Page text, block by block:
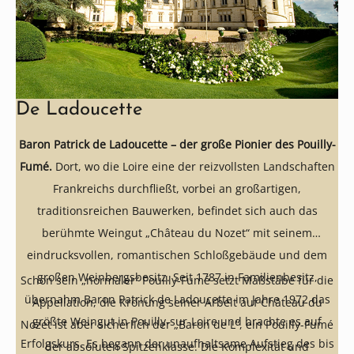
De Ladoucette
Baron Patrick de Ladoucette – der große Pionier des Pouilly-
Fumé. Dort, wo die Loire eine der reizvollsten Landschaften
Frankreichs durchfließt, vorbei an großartigen,
traditionsreichen Bauwerken, befindet sich auch das
berühmte Weingut „Château du Nozet“ mit seinem
eindrucksvollen, romantischen Schloßgebäude und dem
großen Weinbergsbesitz. Seit 1787 in Familienbesitz,
übernahm Baron Patrick de Ladoucette im Jahre 1972 das
größte Weingut in Pouilly-sur-Loire und brachte es auf
Erfolgskurs. Es begann der unaufhaltsame Aufstieg des bis
Schon sein „normaler“ Pouilly-Fumé setzt Maßstäbe für die
Appellation, die Krönung seiner Arbeit auf Château du
Nozet ist aber sicherlich der „Baron de L“, ein Pouilly-Fumé
der absoluten Spitzenklasse. Die Komplexität und